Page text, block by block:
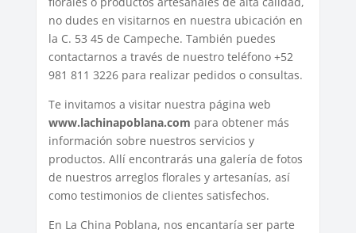
no dudes en visitarnos en nuestra ubicación en
la C. 53 45 de Campeche. También puedes
contactarnos a través de nuestro teléfono +52
981 811 3226 para realizar pedidos o consultas.
Te invitamos a visitar nuestra página web
www.lachinapoblana.com para obtener más
información sobre nuestros servicios y
productos. Allí encontrarás una galería de fotos
de nuestros arreglos florales y artesanías, así
como testimonios de clientes satisfechos.
En La China Poblana, nos encantaría ser parte